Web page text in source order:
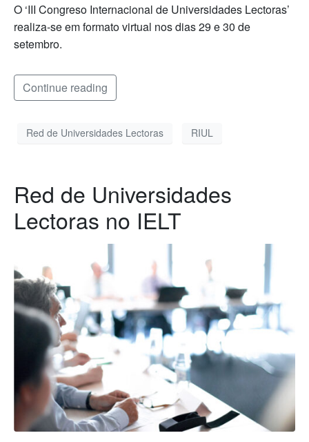
O ‘III Congreso Internacional de Universidades Lectoras’
realiza-se em formato virtual nos dias 29 e 30 de
setembro.
Continue reading
Red de Universidades Lectoras RIUL
Red de Universidades
Lectoras no IELT